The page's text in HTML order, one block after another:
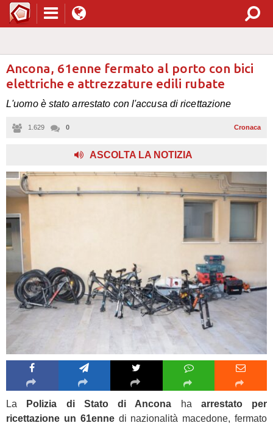
Ancona, 61enne fermato al porto con bici
elettriche e attrezzature edili rubate
L'uomo è stato arrestato con l'accusa di ricettazione
1.629 0 Cronaca
ASCOLTA LA NOTIZIA
La Polizia di Stato di Ancona ha arrestato per
ricettazione un 61ennedi nazionalità macedone, fermato